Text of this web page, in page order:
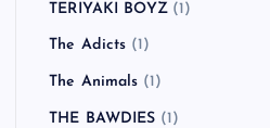
TERIYAKI BOYZ(1)
The Adicts (1)
The Animals (1)
THE BAWDIES (1)